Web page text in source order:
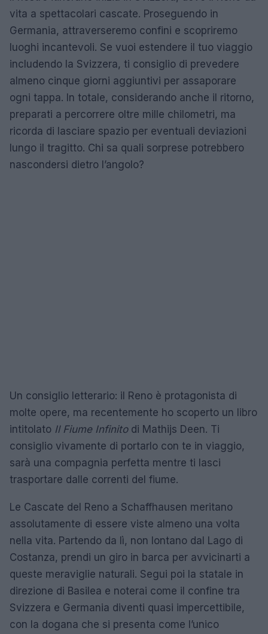
vita a spettacolari cascate. Proseguendo in
Germania, attraverseremo confini e scopriremo
luoghi incantevoli. Se vuoi estendere il tuo viaggio
includendo la Svizzera, ti consiglio di prevedere
almeno cinque giorni aggiuntivi per assaporare
ogni tappa. In totale, considerando anche il ritorno,
preparati a percorrere oltre mille chilometri, ma
ricorda di lasciare spazio per eventuali deviazioni
lungo il tragitto. Chi sa quali sorprese potrebbero
nascondersi dietro l’angolo?
Un consiglio letterario: il Reno è protagonista di
molte opere, ma recentemente ho scoperto un libro
intitolato Il Fiume Infinitodi Mathijs Deen. Ti
consiglio vivamente di portarlo con te in viaggio,
sarà una compagnia perfetta mentre ti lasci
trasportare dalle correnti del fiume.
Le Cascate del Reno a Schaffhausen meritano
assolutamente di essere viste almeno una volta
nella vita. Partendo da lì, non lontano dal Lago di
Costanza, prendi un giro in barca per avvicinarti a
queste meraviglie naturali. Segui poi la statale in
direzione di Basilea e noterai come il confine tra
Svizzera e Germania diventi quasi impercettibile,
con la dogana che si presenta come l’unico